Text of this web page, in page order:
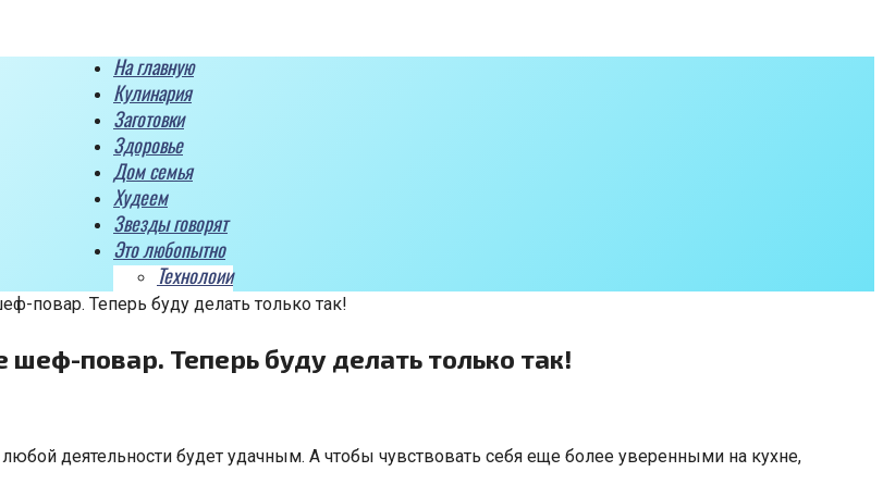
На главную
Кулинария
Заготовки
Здоровье
Дом семья
Худеем
Звезды говорят
Это любопытно
Технолоии
повар. Теперь буду делать только так!
повар. Теперь буду делать только так!
деятельности будет удачным. А чтобы чувствовать себя еще более уверенными на кухне,